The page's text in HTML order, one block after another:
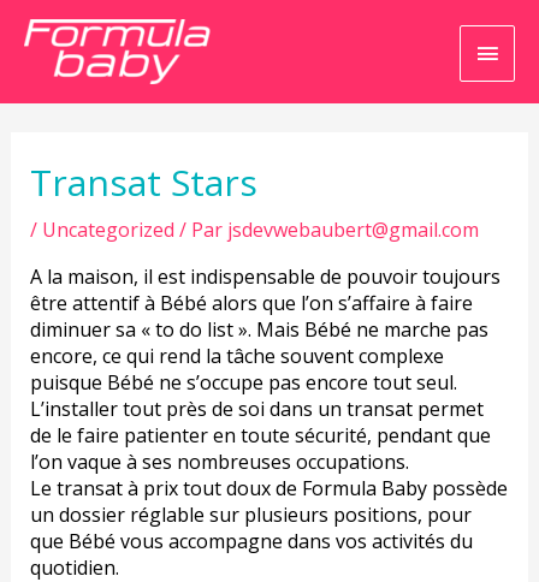
Transat Stars
/ Uncategorized / Par jsdevwebaubert@gmail.com
A la maison, il est indispensable de pouvoir toujours
être attentif à Bébé alors que l’on s’affaire à faire
diminuer sa « to do list ». Mais Bébé ne marche pas
encore, ce qui rend la tâche souvent complexe
puisque Bébé ne s’occupe pas encore tout seul.
L’installer tout près de soi dans un transat permet
de le faire patienter en toute sécurité, pendant que
l’on vaque à ses nombreuses occupations.
Le transat à prix tout doux de Formula Baby possède
un dossier réglable sur plusieurs positions, pour
que Bébé vous accompagne dans vos activités du
quotidien.